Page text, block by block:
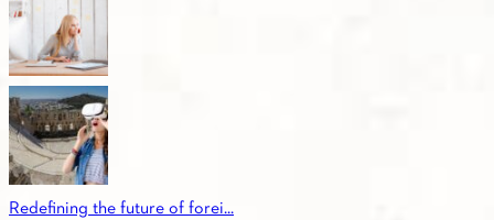
Redefining the future of forei...